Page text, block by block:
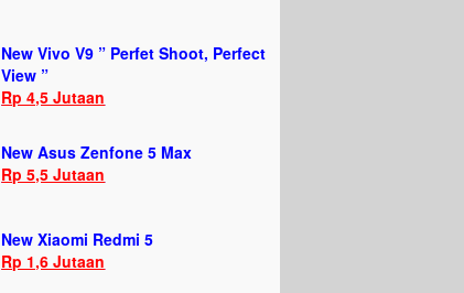
New Vivo V9 ” Perfet Shoot, Perfect
View ”
Rp 4,5 Jutaan
New Asus Zenfone 5 Max
Rp 5,5 Jutaan
New Xiaomi Redmi 5
Rp 1,6 Jutaan